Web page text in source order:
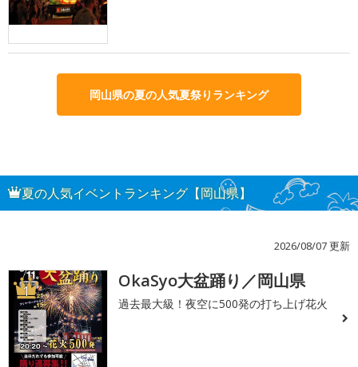
岡山県の夏の人気夏祭りランキング
夏の人気イベントランキング【岡山県】
2026/08/07 更新
1 OkaSyo大盆踊り／岡山県
過去最大級！夜空に500発の打ち上げ花火